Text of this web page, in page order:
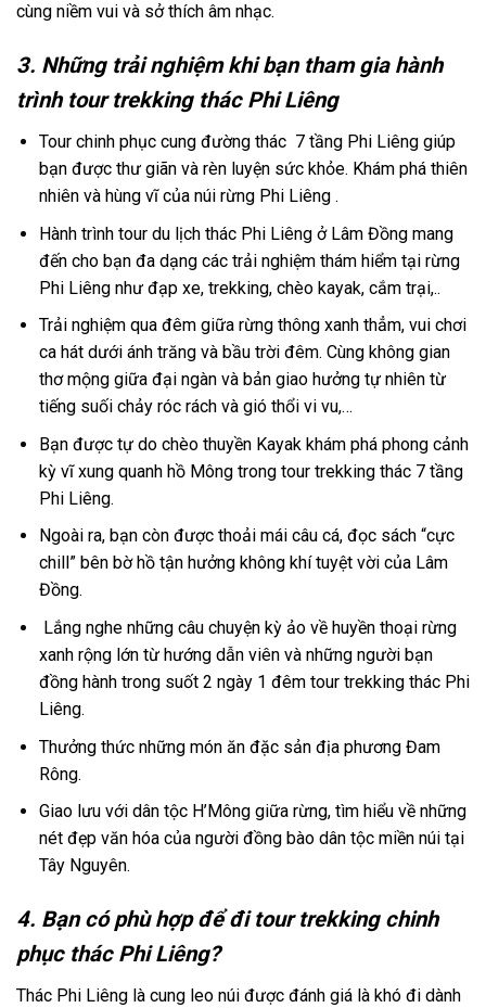
cùng niềm vui và sở thích âm nhạc.
3. Những trải nghiệm khi bạn tham gia hành
trình tour trekking thác Phi Liêng
Tour chinh phụccung đường thác 7 tầng Phi Liêng giúp
bạn được thư giãn và rèn luyện sức khỏe. Khám phá thiên
nhiên và hùng vĩ của núi rừng Phi Liêng .
Hành trình tour du lịchthác Phi Liêng ở Lâm Đồng mang
đến cho bạn đa dạng các trải nghiệm thám hiểm tại rừng
Phi Liêng như đạp xe,trekking, chèo kayak, cắm trại,..
Trải nghiệm qua đêm giữa rừng thông xanh thẳm, vui chơi
ca hát dưới ánh trăng và bầu trời đêm. Cùng không gian
thơ mộng giữa đại ngàn và bản giao hưởng tự nhiên từ
tiếng suối chảy róc rách và gió thổi vi vu,…
Bạn được tự do chèothuyền Kayak khám phá phong cảnh
kỳ vĩ xung quanh hồ Mông trong tourtrekking thác 7 tầng
Phi Liêng.
Ngoài ra, bạn còn được thoải mái câu cá, đọc sách “cực
chill” bên bờ hồ tận hưởng không khí tuyệt vời của Lâm
Đồng.
Lắng nghe những câu chuyện kỳ ảo về huyền thoại rừng
xanh rộng lớn từ hướng dẫn viên và những người bạn
đồng hành trong suốt 2 ngày 1 đêmtour trekking thác Phi
Liêng.
Thưởng thức những món ăn đặc sản địa phương Đam
Rông.
Giao lưu với dân tộc H’Mông giữa rừng, tìm hiểu về những
nét đẹp văn hóa của người đồng bào dân tộc miền núi tại
Tây Nguyên.
4. Bạn có phù hợp để đi tour trekking chinh
phục thác Phi Liêng?
Thác Phi Liêng là cung leo núi được đánh giá là khó đi dành